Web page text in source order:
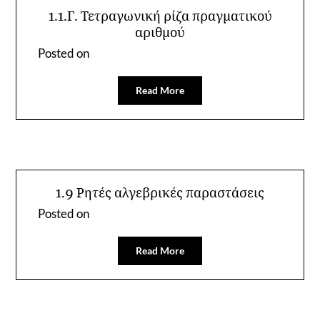
1.1.Γ. Τετραγωνική ρίζα πραγματικού
αριθμού
Posted on
Read More
1.9 Ρητές αλγεβρικές παραστάσεις
Posted on
Read More